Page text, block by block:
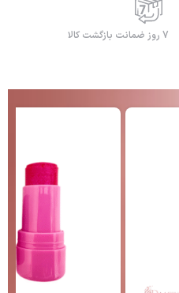
7 روز ضمانت بازگشت کالا